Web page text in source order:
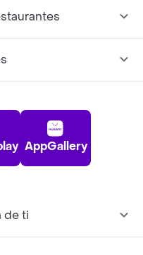
AppGallery
de ti